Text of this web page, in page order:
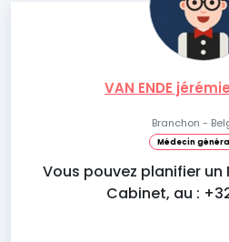
VAN ENDE
Branchon -
Médecin
Vous pouvez planifier un
Cabinet, au :